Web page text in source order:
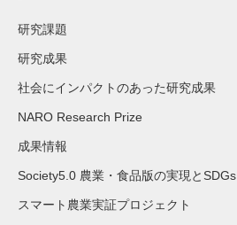
研究課題
研究成果
社会にインパクトのあった研究成果
NARO Research Prize
成果情報
Society5.0 農業・食品版の実現とSDGs
スマート農業実証プロジェクト